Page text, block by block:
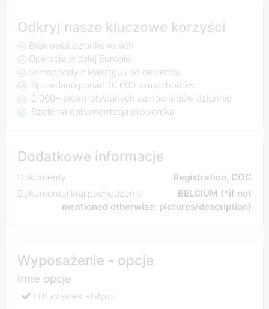
Odkryj nasze kluczowe korzyści
Brak opłat członkowskich
Operacje w całej Europie
Samochody z leasingu i od dealerów
Sprzedano ponad 10 000 samochodów
2 000+ skontrolowanych samochodów dziennie
Rzetelna dokumentacja ekspercka
Dodatkowe informacje
Dokumenty
Registration, COC
Dokumentuj kraj pochodzenia
BELGIUM (*if not
mentioned otherwise: pictures/description)
Wyposażenie - opcje
Inne opcje
Filtr cząstek stałych